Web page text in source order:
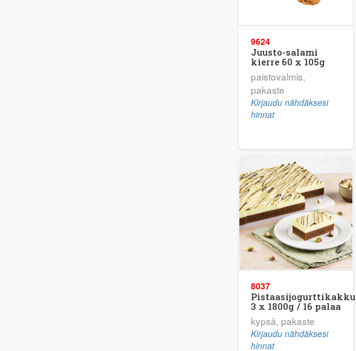
9624
Juusto-salami
kierre 60 x 105g
paistovalmis,
pakaste
Kirjaudu nähdäksesi
hinnat
8037
Pistaasijogurttikakku
3 x 1800g / 16 palaa
kypsä, pakaste
Kirjaudu nähdäksesi
hinnat